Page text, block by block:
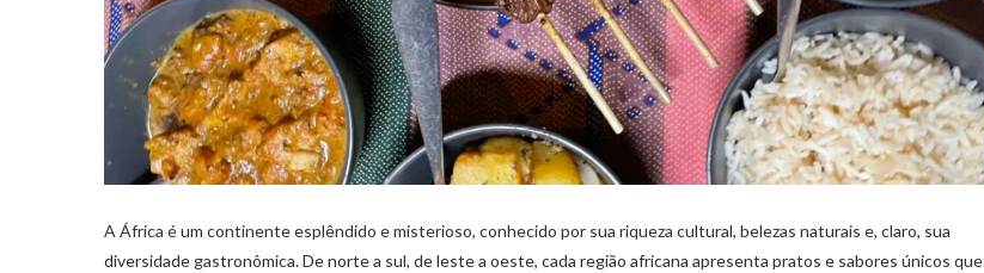
A África é um continente esplêndido e misterioso, conhecido por sua riqueza cultural, belezas naturais e, claro, sua
diversidade gastronômica. De norte a sul, de leste a oeste, cada região africana apresenta pratos e sabores únicos que